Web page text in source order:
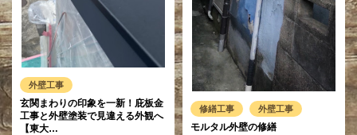
外壁工事
玄関まわりの印象を一新！庇板金
工事と外壁塗装で見違える外観へ
【東大…
修繕工事 外壁工事
モルタル外壁の修繕